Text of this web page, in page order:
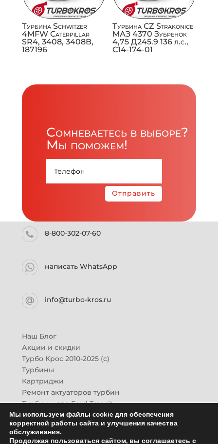
Турбина Schwitzer
4MFW Caterpillar
SR4, 3408, 3408B,
187196
Турбина CZ Strakonice
МАЗ 4370 Зубренок
4,75 Д245.9 136 л.с.,
C14-174-01
Сомневаетесь в выборе?
Мы поможем!
Отправить
8-800-302-07-60
написать WhatsApp
info@turbo-kros.ru
Наш Блог
Акции и скидки
Турбо Крос 2010-2025 (с)
Турбины
Картриджи
Ремонт актуаторов турбин
Турбины для Ford Transit
Турбины для Mazda CX-7
Картридж для ГАЗон-Next
Турбины HINO (Хино)
Мы используем файлы cookie для обеспечения
корректной работы сайта и улучшения качества
обслуживания.
Продолжая пользоваться сайтом, вы соглашаетесь с